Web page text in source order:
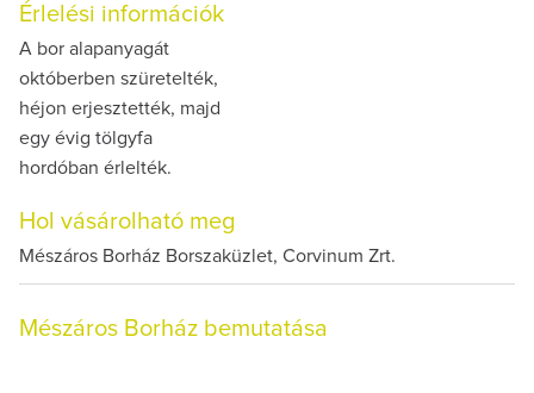
Érlelési információk
A bor alapanyagát
októberben szüretelték,
héjon erjesztették, majd
egy évig tölgyfa
hordóban érlelték.
Hol vásárolható meg
Mészáros Borház Borszaküzlet, Corvinum Zrt.
Mészáros Borház bemutatása